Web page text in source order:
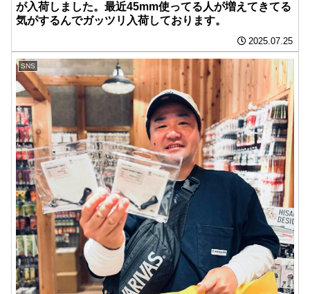
が入荷しました。最近45mm使ってる人が増えてきてる
気がするんでガッツリ入荷しております。
2025.07.25
SNS